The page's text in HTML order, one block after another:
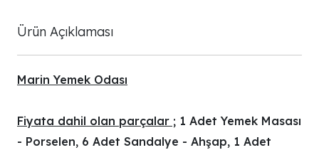
Ürün Açıklaması
Marin Yemek Odası
Fiyata dahil olan parçalar ; 1 Adet Yemek Masası
- Porselen, 6 Adet Sandalye - Ahşap, 1 Adet